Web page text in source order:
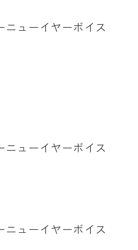
ューイヤーボイス
ューイヤーボイス
ューイヤーボイス